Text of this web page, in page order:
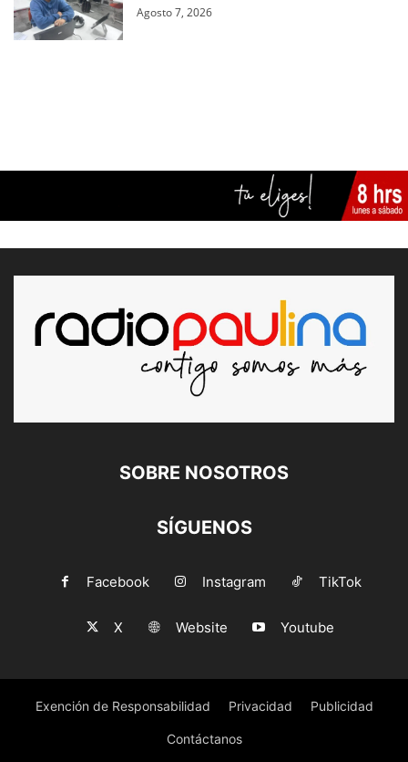
Agosto 7, 2026
SOBRE NOSOTROS
SÍGUENOS
Facebook Instagram TikTok
X Website Youtube
Exención de Responsabilidad Privacidad Publicidad
Contáctanos